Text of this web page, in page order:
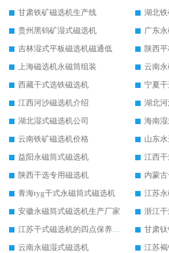
甘肃铁矿磁选机生产线
湖北
贵州黑钨矿湿式磁选机
广东
吉林湿式平板磁选机磁通低
陕西
上海磁选机永磁筒组装
云南
西藏干式选铁磁选机
宁夏
江西河沙磁选机介绍
湖北
湖北湿式磁选机公司
海南
云南铁矿磁选机价格
山东
益阳永磁筒式磁选机
江西
陕西干选专用磁选机
内蒙
青海tyg干式永磁筒式磁选机
江苏
安徽永磁筒式磁选机生产厂家
浙江
江苏干式磁选机的四点保养秘籍
甘肃
云南永磁湿式磁选机
江苏